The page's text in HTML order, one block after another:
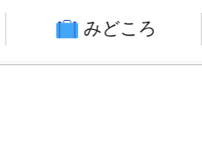
みどころ